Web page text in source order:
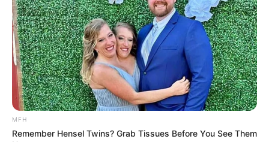
ΑΠΟΨΕΙΣ ΠΟΛΙΤΙΚΗ
ΜΙΑ ΔΙΕΥΚΡΙΝΗΣΗ ΣΕ ΟΤΙ ΑΦΟΡΑ ΤΙΣ
ΕΡΠΕΤΙΚΕΣ ΕΚΛΟΓΕΣ ΤΟΥΣ…
ΜΙΑ ΔΙΕΥΚΡΙΝΗΣΗ ΣΕ ΟΤΙ ΑΦΟΡΑ ΤΙΣ ΕΡΠΕΤΙΚΕΣ ΕΚΛΟΓΕΣ
MFH
Remember Hensel Twins? Grab Tissues Before You See Them